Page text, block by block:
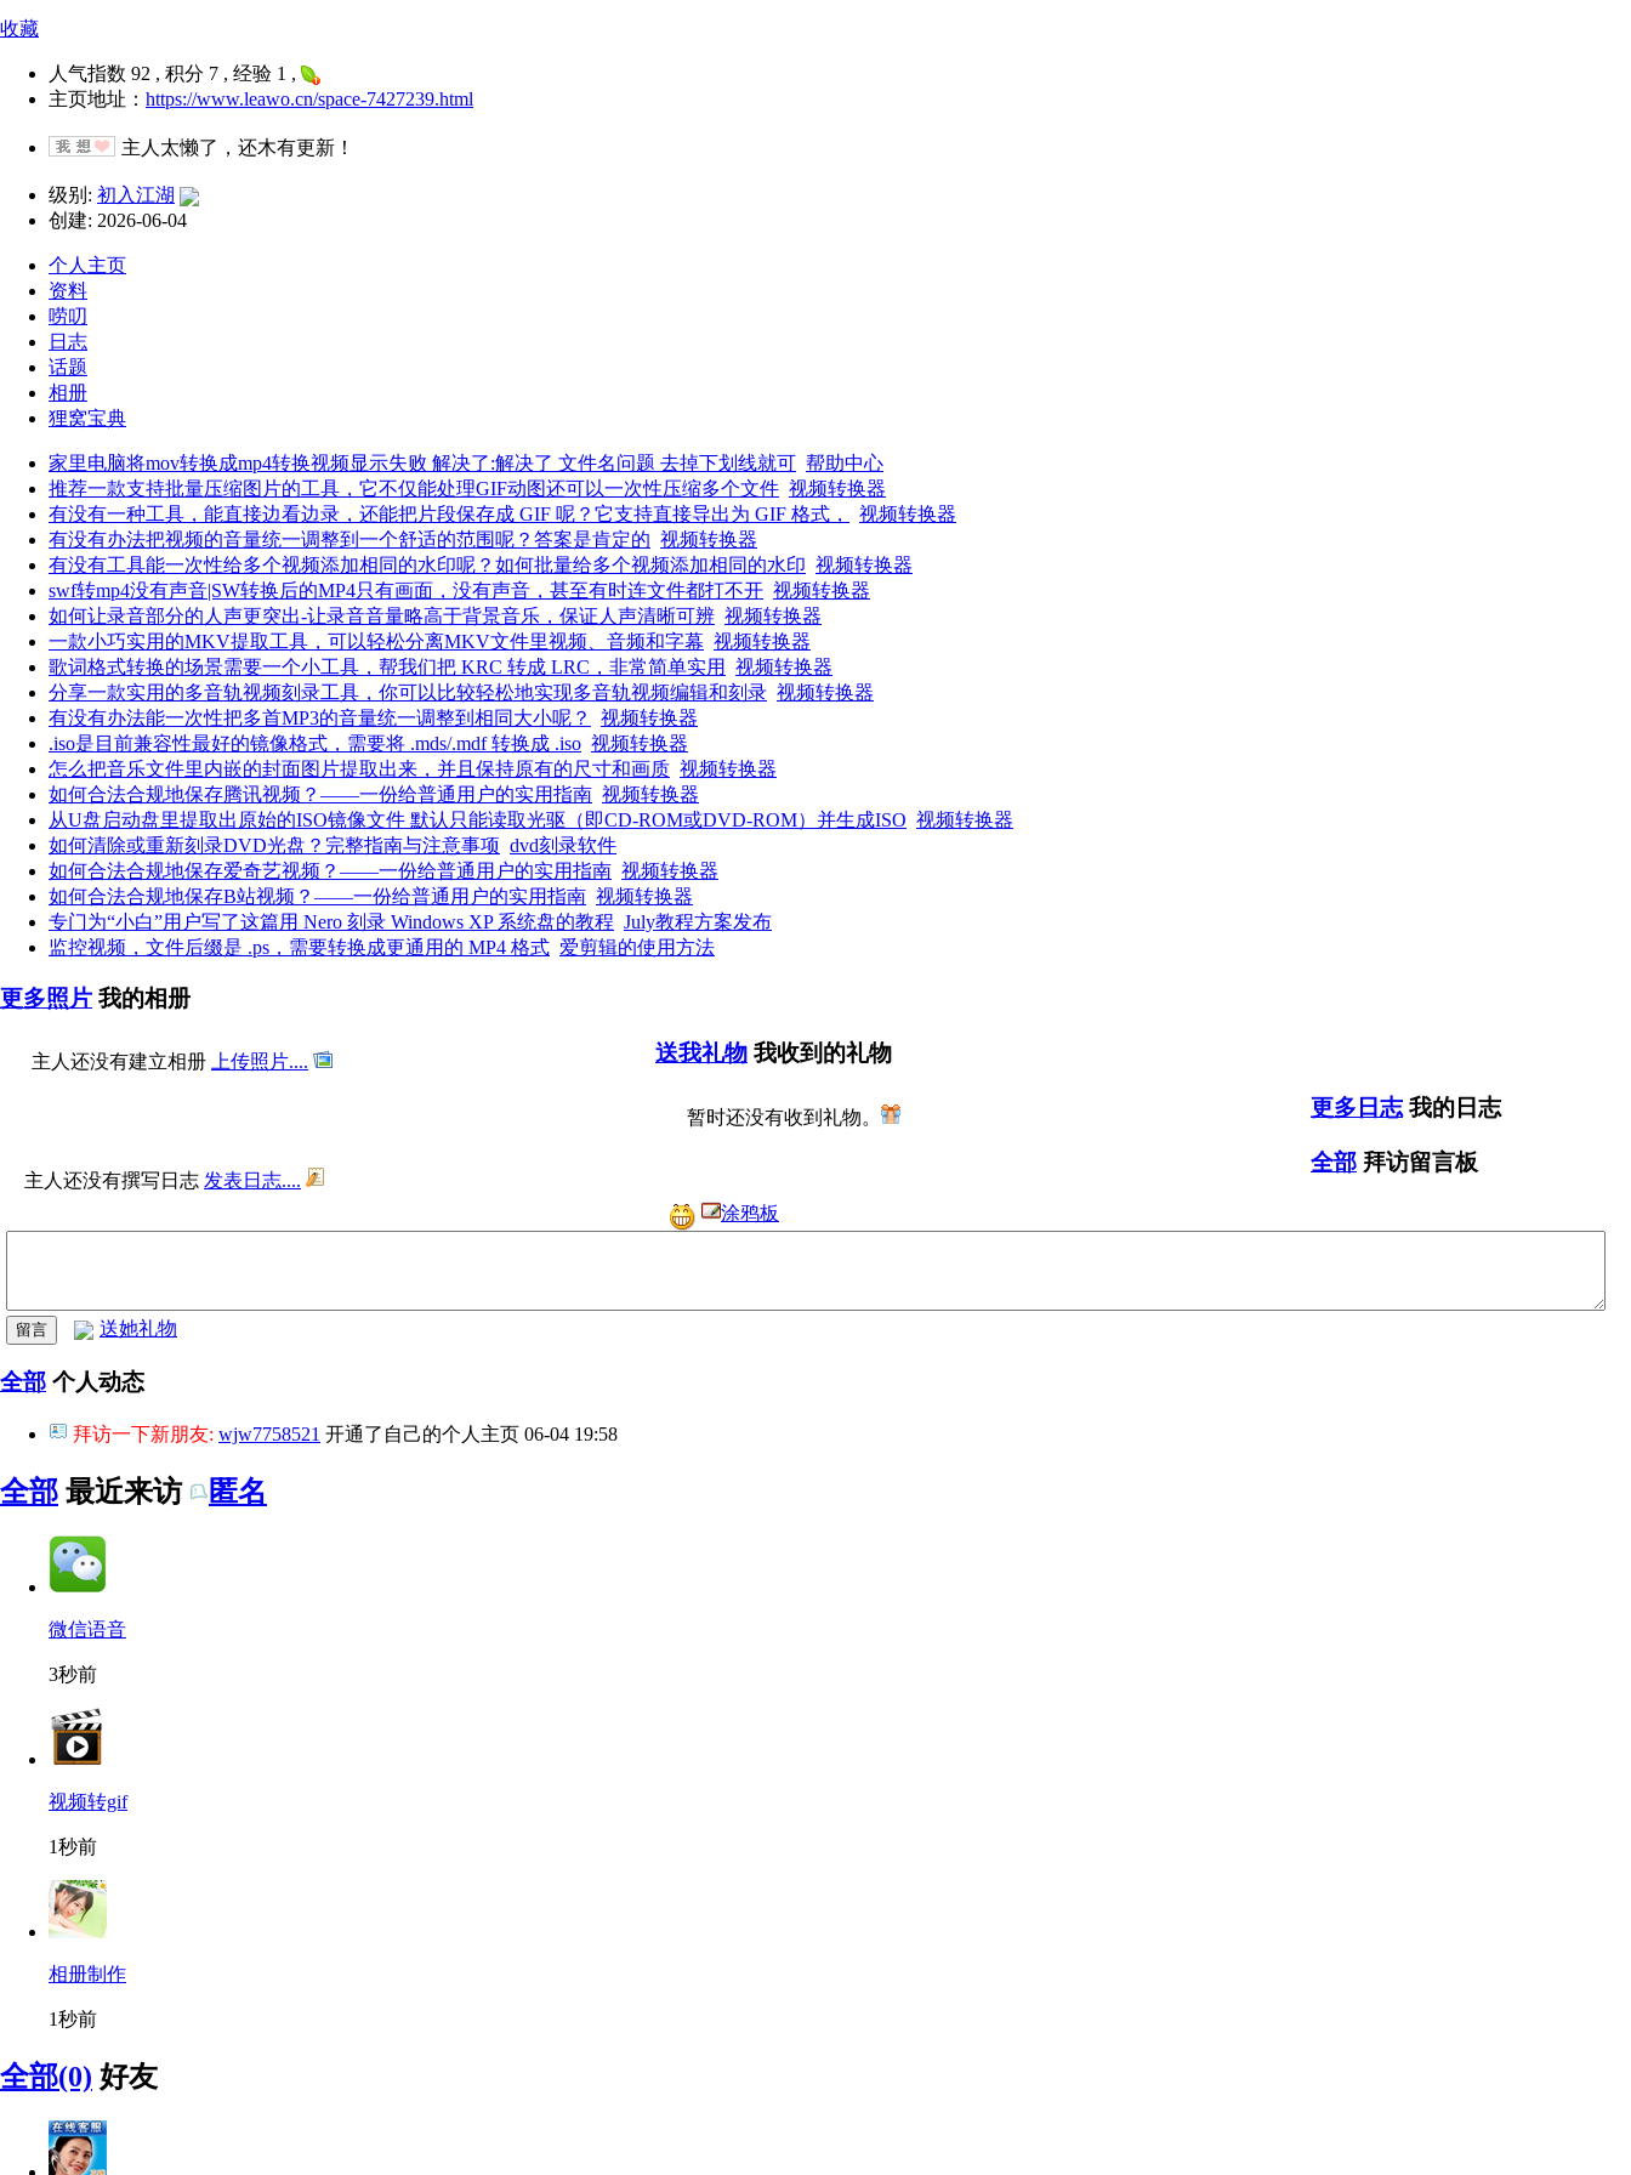
收藏
人气指数 92 , 积分 7 , 经验 1 ,
主页地址： https://www.leawo.cn/space-7427239.html
主人太懒了，还木有更新！
级别: 初入江湖
创建: 2026-06-04
个人主页
资料
唠叨
日志
话题
相册
狸窝宝典
家里电脑将mov转换成mp4转换视频显示失败 解决了:解决了 文件名问题 去掉下划线就可 帮助中心
推荐一款支持批量压缩图片的工具，它不仅能处理GIF动图还可以一次性压缩多个文件 视频转换器
有没有一种工具，能直接边看边录，还能把片段保存成 GIF 呢？它支持直接导出为 GIF 格式，
视频转换器
有没有办法把视频的音量统一调整到一个舒适的范围呢？答案是肯定的 视频转换器
有没有工具能一次性给多个视频添加相同的水印呢？如何批量给多个视频添加相同的水印 视频转换器
swf转mp4没有声音|SW转换后的MP4只有画面，没有声音，甚至有时连文件都打不开 视频转换器
如何让录音部分的人声更突出-让录音音量略高于背景音乐，保证人声清晰可辨 视频转换器
一款小巧实用的MKV提取工具，可以轻松分离MKV文件里视频、音频和字幕 视频转换器
歌词格式转换的场景需要一个小工具，帮我们把 KRC 转成 LRC，非常简单实用
视频转换器
分享一款实用的多音轨视频刻录工具，你可以比较轻松地实现多音轨视频编辑和刻录 视频转换器
有没有办法能一次性把多首MP3的音量统一调整到相同大小呢？
视频转换器
.iso是目前兼容性最好的镜像格式，需要将 .mds/.mdf 转换成 .iso 视频转换器
怎么把音乐文件里内嵌的封面图片提取出来，并且保持原有的尺寸和画质 视频转换器
如何合法合规地保存腾讯视频？——一份给普通用户的实用指南 视频转换器
从U盘启动盘里提取出原始的ISO镜像文件 默认只能读取光驱（即CD-ROM或DVD-ROM）并生成ISO 视频转换器
如何清除或重新刻录DVD光盘？完整指南与注意事项 dvd刻录软件
如何合法合规地保存爱奇艺视频？——一份给普通用户的实用指南 视频转换器
如何合法合规地保存B站视频？——一份给普通用户的实用指南 视频转换器
专门为“小白”用户写了这篇用 Nero 刻录 Windows XP 系统盘的教程 July教程方案发布
监控视频，文件后缀是 .ps，需要转换成更通用的 MP4 格式 爱剪辑的使用方法
更多照片 我的相册
主人还没有建立相册 上传照片.... 送我礼物 我收到的礼物
暂时还没有收到礼物。 更多日志 我的日志
主人还没有撰写日志 发表日志....
全部 拜访留言板
涂鸦板
送她礼物
全部 个人动态
拜访一下新朋友: wjw7758521 开通了自己的个人主页 06-04 19:58
全部 最近来访 匿名
微信语音
3秒前
视频转gif
1秒前
相册制作
1秒前
全部(0) 好友